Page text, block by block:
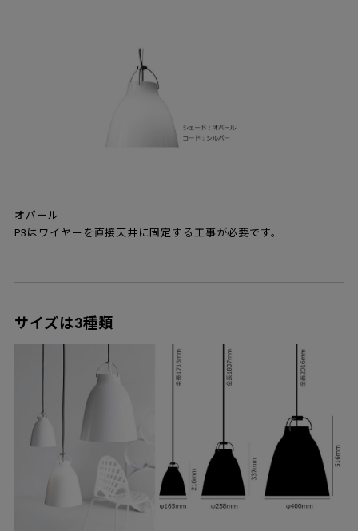
オパール
P3はワイヤーを直接天井に固定する工事が必要です。
サイズは3種類